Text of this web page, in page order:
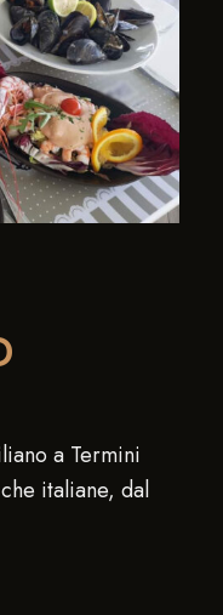
a Termini
italiane, dal